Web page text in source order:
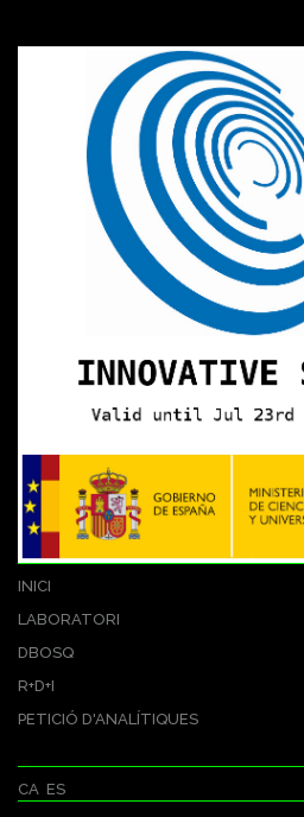
INICI
LABORATORI
DBOSQ
R+D+I
PETICIÓ D'ANALÍTIQUES
CA ES